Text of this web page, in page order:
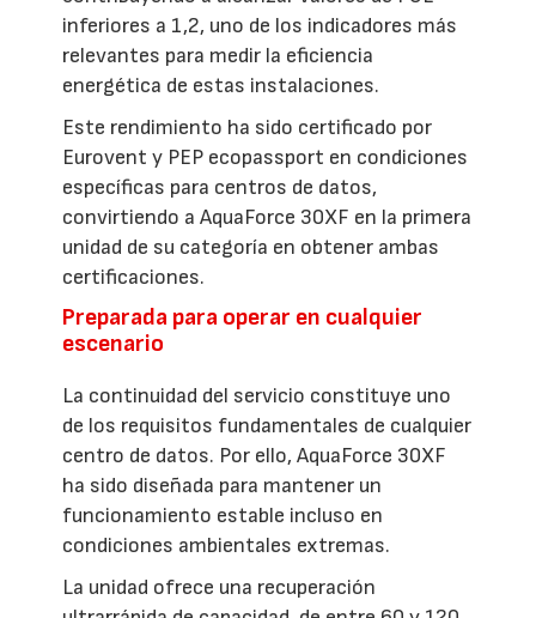
inferiores a 1,2, uno de los indicadores más
relevantes para medir la eficiencia
energética de estas instalaciones.
Este rendimiento ha sido certificado por
Eurovent y PEP ecopassport en condiciones
específicas para centros de datos,
convirtiendo a AquaForce 30XF en la primera
unidad de su categoría en obtener ambas
certificaciones.
Preparada para operar en cualquier
escenario
La continuidad del servicio constituye uno
de los requisitos fundamentales de cualquier
centro de datos. Por ello, AquaForce 30XF
ha sido diseñada para mantener un
funcionamiento estable incluso en
condiciones ambientales extremas.
La unidad ofrece una recuperación